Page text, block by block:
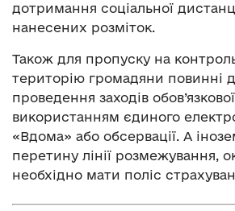
дотримання соціальної
нанесених розміток.
Також для пропуску на
територію громадяни повинні
проведення заходів
використанням єдиного
«Вдома» або обсервації. А
перетину лінії розмежування,
необхідно мати поліс